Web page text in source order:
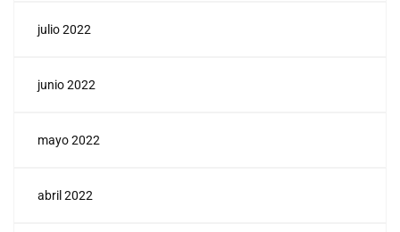
julio 2022
junio 2022
mayo 2022
abril 2022